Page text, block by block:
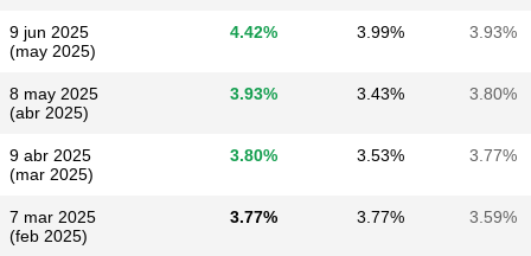
9 jun 2025
(may 2025)
4.42% 3.99% 3.93%
8 may 2025
(abr 2025)
3.93% 3.43% 3.80%
9 abr 2025
(mar 2025)
3.80% 3.53% 3.77%
7 mar 2025
(feb 2025)
3.77% 3.77% 3.59%